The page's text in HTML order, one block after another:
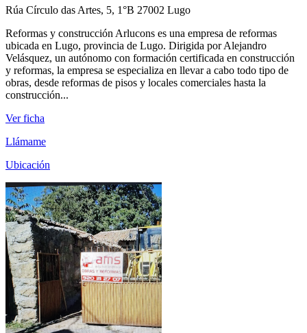
Rúa Círculo das Artes, 5, 1°B 27002 Lugo
Reformas y construcción Arlucons es una empresa de reformas
ubicada en Lugo, provincia de Lugo. Dirigida por Alejandro
Velásquez, un autónomo con formación certificada en construcción
y reformas, la empresa se especializa en llevar a cabo todo tipo de
obras, desde reformas de pisos y locales comerciales hasta la
construcción...
Ver ficha
Llámame
Ubicación